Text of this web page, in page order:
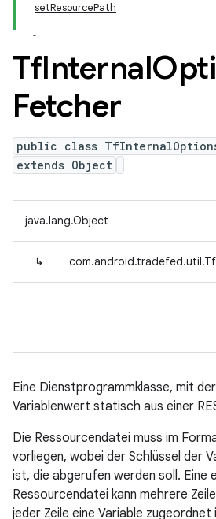
setResourcePath
TfInternal
Fetcher
public class
extends Object
java.lang.Object
↳
Eine Dienstprogrammklasse, mit
Variablenwert statisch aus einer
Die Ressourcendatei muss im
vorliegen, wobei der Schlüssel der
ist, die abgerufen werden soll. Eine
Ressourcendatei kann mehrere
jeder Zeile eine Variable zugeordnet